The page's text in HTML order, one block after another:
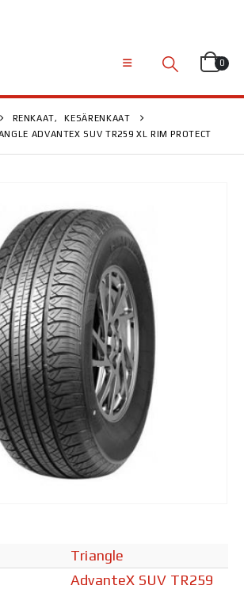
0
RENKAAT,
KESÄRENKAAT
ADVANTEX SUV TR259 XL RIM PROTECT
Triangle
AdvanteX SUV TR259